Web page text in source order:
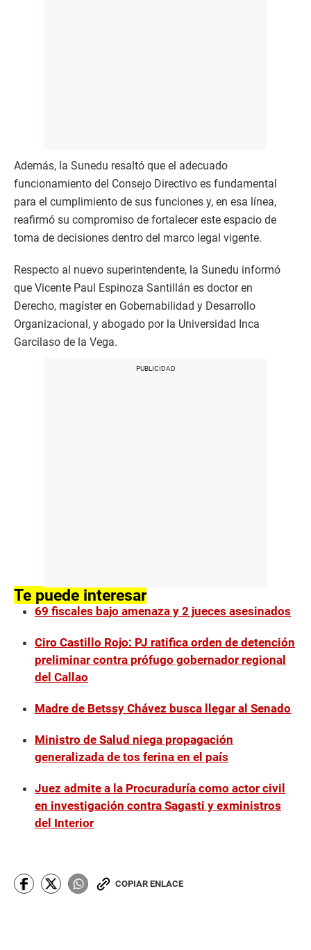
Además, la Sunedu resaltó que el adecuado
funcionamiento del Consejo Directivo es fundamental
para el cumplimiento de sus funciones y, en esa línea,
reafirmó su compromiso de fortalecer este espacio de
toma de decisiones dentro del marco legal vigente.
Respecto al nuevo superintendente, la Sunedu informó
que Vicente Paul Espinoza Santillán es doctor en
Derecho, magíster en Gobernabilidad y Desarrollo
Organizacional, y abogado por la Universidad Inca
Garcilaso de la Vega.
Te puede interesar
69 fiscales bajo amenaza y 2 jueces asesinados
Ciro Castillo Rojo: PJ ratifica orden de detención
preliminar contra prófugo gobernador regional
del Callao
Madre de Betssy Chávez busca llegar al Senado
Ministro de Salud niega propagación
generalizada de tos ferina en el país
Juez admite a la Procuraduría como actor civil
en investigación contra Sagasti y exministros
del Interior
COPIAR ENLACE